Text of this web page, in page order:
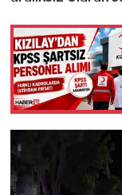
İletişim
Künye